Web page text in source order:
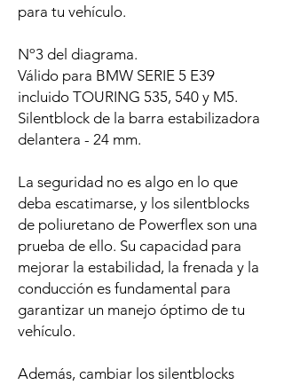
para tu vehículo.
Nº3 del diagrama.
Válido para BMW SERIE 5 E39
incluido TOURING 535, 540 y M5.
Silentblock de la barra estabilizadora
delantera - 24 mm.
La seguridad no es algo en lo que
deba escatimarse, y los silentblocks
de poliuretano de Powerflex son una
prueba de ello. Su capacidad para
mejorar la estabilidad, la frenada y la
conducción es fundamental para
garantizar un manejo óptimo de tu
vehículo.
Además, cambiar los silentblocks